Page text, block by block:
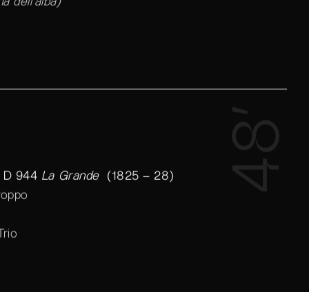
D 944 La Grande(1825 – 28)
48’